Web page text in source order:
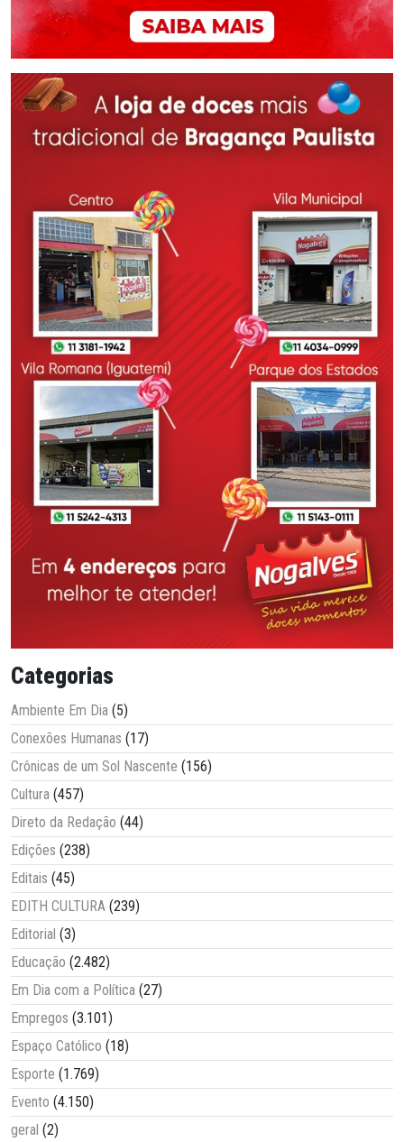
Categorias
Ambiente Em Dia (5)
Conexões Humanas (17)
Crônicas de um Sol Nascente (156)
Cultura (457)
Direto da Redação (44)
Edições (238)
Editais (45)
EDITH CULTURA (239)
Editorial (3)
Educação (2.482)
Em Dia com a Política (27)
Empregos (3.101)
Espaço Católico (18)
Esporte (1.769)
Evento (4.150)
geral (2)